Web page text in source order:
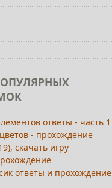
ответы - часть 1
- прохождение
скачать игру
ответы и прохождение